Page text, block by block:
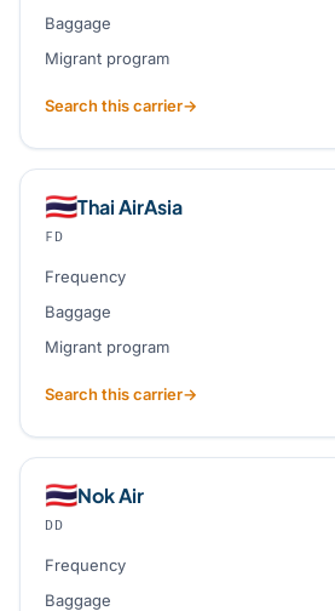
Baggage
Migrant program
Search this carrier→
🇹🇭Thai AirAsia
FD
Frequency
Baggage
Migrant program
Search this carrier→
🇹🇭Nok Air
DD
Frequency
Baggage